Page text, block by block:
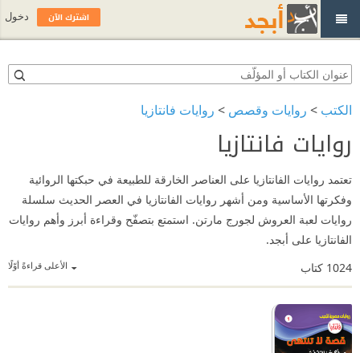
الكتب > روايات وقصص > روايات فانتازيا
روايات فانتازيا
تعتمد روايات الفانتازيا على العناصر الخارقة للطبيعة في حبكتها الروائية
وفكرتها الأساسية ومن أشهر روايات الفانتازيا في العصر الحديث سلسلة
روايات لعبة العروش لجورج مارتن. استمتع بتصفّح وقراءة أبرز وأهم روايات
الفانتازيا على أبجد.
الأعلى قراءةً أوّلًا 1024 كتاب
اشترك الآن دخول